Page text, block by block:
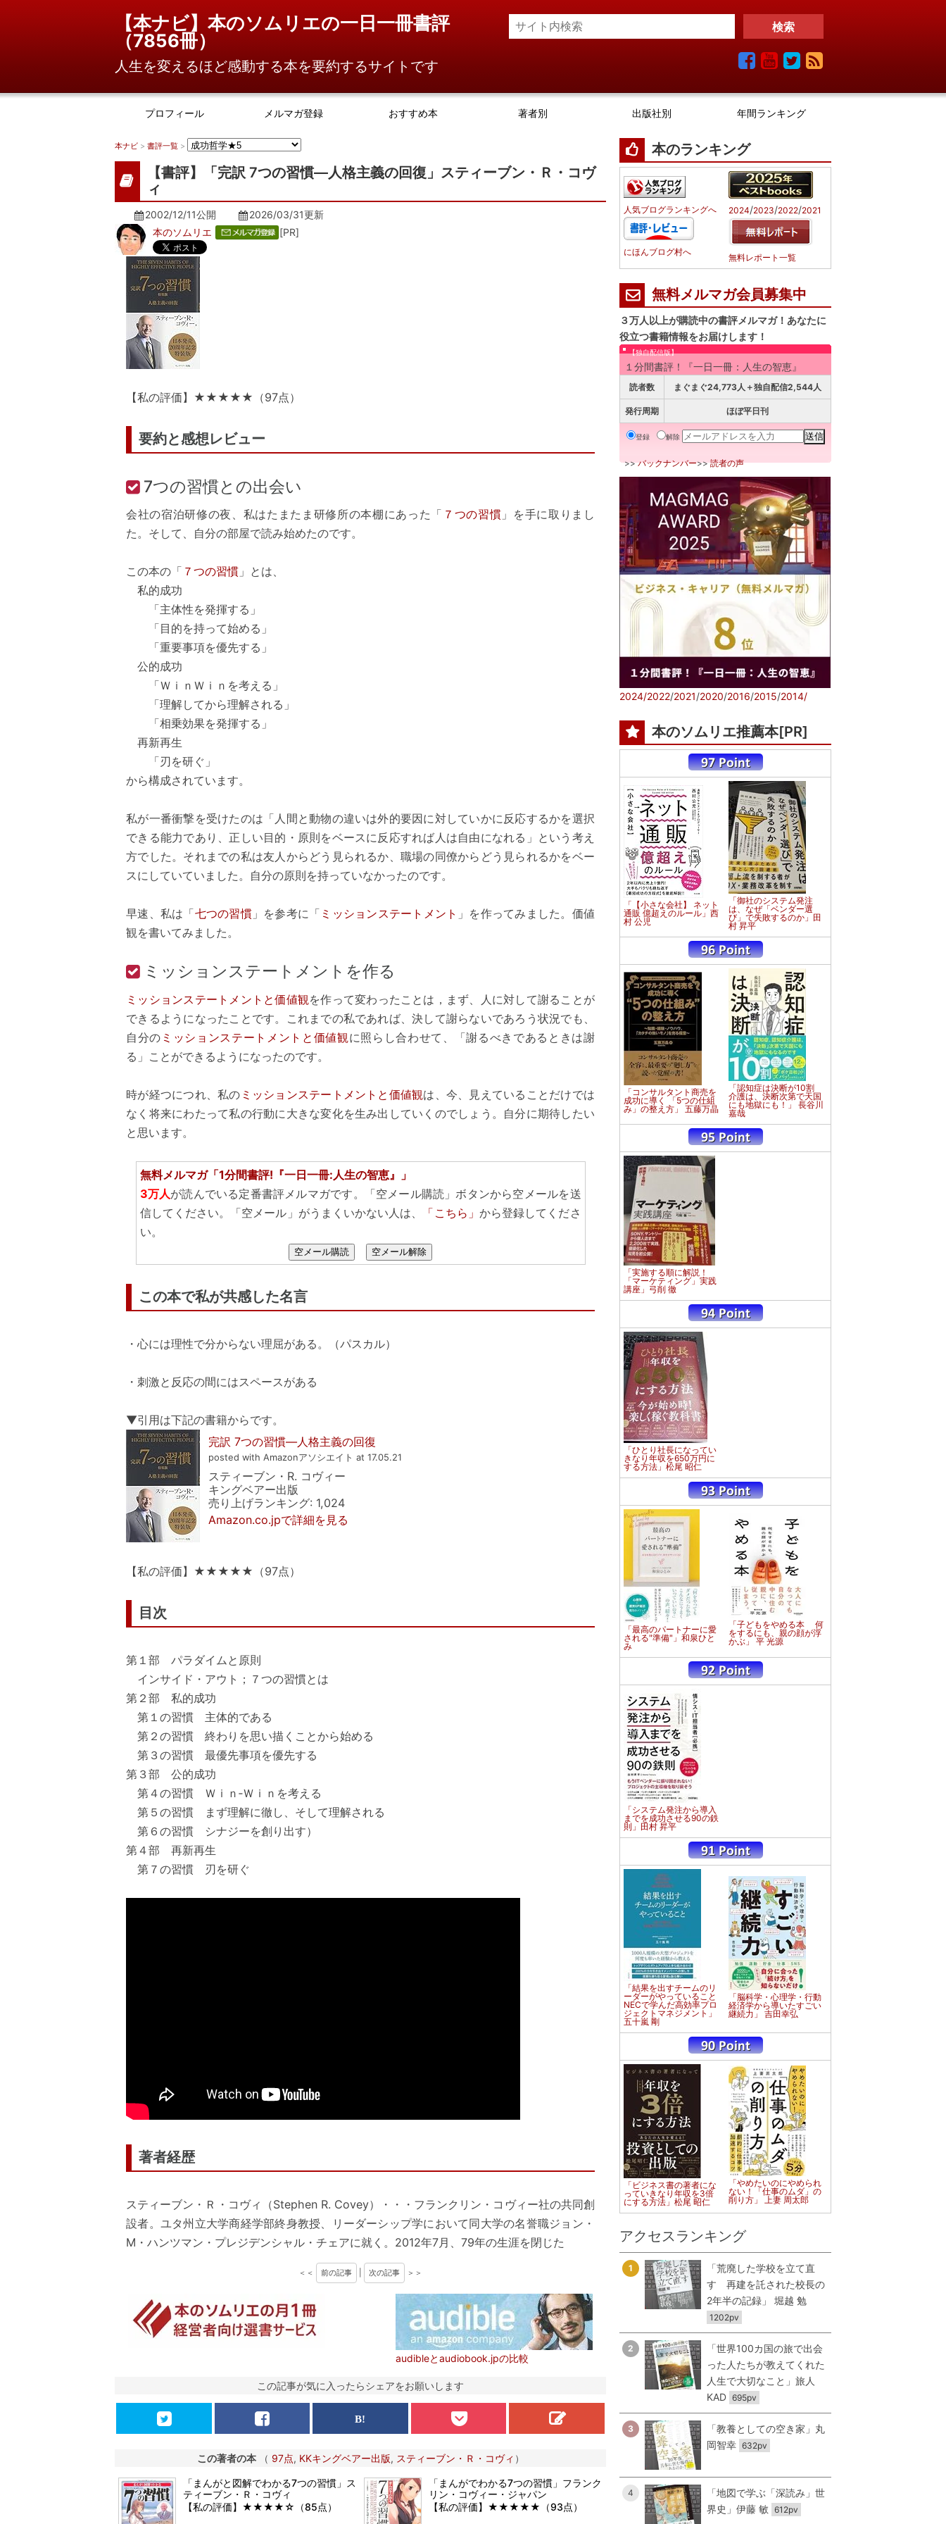
【本ナビ】本のソムリエの一日一冊書評
（7856冊）
人生を変えるほど感動する本を要約するサイトです
プロフィール メルマガ登録 おすすめ本 著者別 出版社別 年間ランキング
本ナビ > 書評一覧 >
【書評】「完訳 7つの習慣―人格主義の回復」スティーブン・Ｒ・コヴ
ィ
2002/12/11公開 2026/03/31更新
本のソムリエ
[PR]
【私の評価】★★★★★（97点）
要約と感想レビュー
7つの習慣との出会い
会社の宿泊研修の夜、私はたまたま研修所の本棚にあった「 ７つの習慣 」を手に取りまし
た。そして、自分の部屋で読み始めたのです。
この本の「 ７つの習慣 」とは、
私的成功
「主体性を発揮する」
「目的を持って始める」
「重要事項を優先する」
公的成功
「ＷｉｎＷｉｎを考える」
「理解してから理解される」
「相乗効果を発揮する」
再新再生
「刃を研ぐ」
から構成されています。
私が一番衝撃を受けたのは「人間と動物の違いは外的要因に対していかに反応するかを選択
できる能力であり、正しい目的・原則をベースに反応すれば人は自由になれる」という考え
方でした。それまでの私は友人からどう見られるか、職場の同僚からどう見られるかをベー
スにしていていました。自分の原則を持っていなかったのです。
早速、私は「七つの習慣」を参考に「 ミッションステートメント 」を作ってみました。価値
観を書いてみました。
ミッションステートメントを作る
ミッションステートメントと価値観を作って変わったことは，まず、人に対して謝ることが
できるようになったことです。これまでの私であれば、決して謝らないであろう状況でも、
自分の ミッションステートメントと価値観に照らし合わせて、「謝るべきであるときは謝
る」ことができるようになったのです。
時が経つにつれ、私の ミッションステートメントと価値観は、今、見えていることだけでは
なく将来にわたって私の行動に大きな変化を生み出していくのでしょう。自分に期待したい
と思います。
無料メルマガ「1分間書評!『一日一冊:人生の智恵』」
3万人が読んでいる定番書評メルマガです。「空メール購読」ボタンから空メールを送
信してください。「空メール」がうまくいかない人は、
「こちら」 から登録してくださ
い。
空メール購読 空メール解除
この本で私が共感した名言
・心には理性で分からない理屈がある。（パスカル）
・刺激と反応の間にはスペースがある
▼引用は下記の書籍からです。
完訳 7つの習慣―人格主義の回復
posted with Amazonアソシエイト at 17.05.21
スティーブン・R. コヴィー
キングベアー出版
売り上げランキング: 1,024
Amazon.co.jpで詳細を見る
【私の評価】★★★★★（97点）
目次
第１部 パラダイムと原則
インサイド・アウト；７つの習慣とは
第２部 私的成功
第１の習慣 主体的である
第２の習慣 終わりを思い描くことから始める
第３の習慣 最優先事項を優先する
第３部 公的成功
第４の習慣 Ｗｉｎ‐Ｗｉｎを考える
第５の習慣 まず理解に徹し、そして理解される
第６の習慣 シナジーを創り出す）
第４部 再新再生
第７の習慣 刃を研ぐ
著者経歴
スティーブン・Ｒ・コヴィ（Stephen R. Covey）・・・フランクリン・コヴィー社の共同創
設者。ユタ州立大学商経学部終身教授、リーダーシップ学において同大学の名誉職ジョン・
M・ハンツマン・プレジデンシャル・チェアに就く。2012年7月、79年の生涯を閉じた
＜＜ 前の記事 次の記事 ＞＞
audibleとaudiobook.jpの比較
この記事が気に入ったらシェアをお願いします
この著者の本 （ 97点, KKキングベアー出版, スティーブン・Ｒ・コヴィ ）
「まんがと図解でわかる7つの習慣」ス
ティーブン・Ｒ・コヴィ
【私の評価】★★★★☆（85点）
「まんがでわかる7つの習慣」フランク
リン・コヴィー・ジャパン
【私の評価】★★★★★（93点）
本のランキング
人気ブログランキングへ
にほんブログ村へ
2024/2023/2022/2021
無料レポート一覧
無料メルマガ会員募集中
３万人以上が購読中の書評メルマガ！あなたに
役立つ書籍情報をお届けします！
【独自配信版】
１分間書評！『一日一冊：人生の智恵』
読者数 まぐまぐ24,773人＋独自配信2,544人
発行周期 ほぼ平日刊
登録 解除
>>バックナンバー>>読者の声
2024/2022/2021/2020/2016/2015/2014/
本のソムリエ推薦本[PR]
「【小さな会社】 ネット
通販 億超えのルール」西
村 公児
「御社のシステム発注
は、なぜ「ベンダー選
び」で失敗するのか」田
村 昇平
「コンサルタント商売を
成功に導く 「5つの仕組
み」の整え方」 五藤万晶
「認知症は決断が10割
介護は、決断次第で天国
にも地獄にも！」 長谷川
嘉哉
「実施する順に解説！
「マーケティング」実践
講座」弓削 徹
「ひとり社長になってい
きなり年収を650万円に
する方法」松尾 昭仁
「最高のパートナーに愛
される"準備"」和泉ひと
み
「子どもをやめる本 何
をするにも、親の顔が浮
かぶ」 平 光源
「システム発注から導入
までを成功させる90の鉄
則」田村 昇平
「結果を出すチームのリ
ーダーがやっていること
NECで学んだ高効率プロ
ジェクトマネジメント」
五十嵐 剛
「脳科学・心理学・行動
経済学から導いたすごい
継続力」 吉田幸弘
「ビジネス書の著者にな
っていきなり年収を3倍
にする方法」松尾 昭仁
「やめたいのにやめられ
ない！「仕事のムダ」の
削り方」 上妻 周太郎
アクセスランキング
1
「荒廃した学校を立て直
す 再建を託された校長の
2年半の記録」 堀越 勉
1202pv
2
「世界100カ国の旅で出会
った人たちが教えてくれた
人生で大切なこと」旅人
KAD 695pv
3
「教養としての空き家」丸
岡智幸 632pv
4
「地図で学ぶ「深読み」世
界史」伊藤 敏 612pv